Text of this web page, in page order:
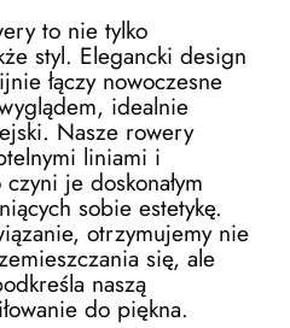
to nie tylko
styl. Elegancki design
łączy nowoczesne
idealnie
Nasze rowery
liniami i
je doskonałym
sobie estetykę.
otrzymujemy nie
się, ale
naszą
do piękna.